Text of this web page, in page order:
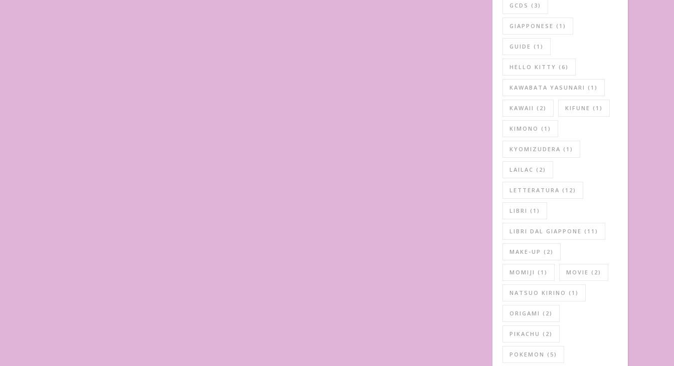
GCDS (3)
GIAPPONESE (1)
GUIDE (1)
HELLO KITTY (6)
KAWABATA YASUNARI (1)
KAWAII (2) KIFUNE (1)
KIMONO (1)
KYOMIZUDERA (1)
LAILAC (2)
LETTERATURA (12)
LIBRI (1)
LIBRI DAL GIAPPONE (11)
MAKE-UP (2)
MOMIJI (1) MOVIE (2)
NATSUO KIRINO (1)
ORIGAMI (2)
PIKACHU (2)
POKEMON (5)